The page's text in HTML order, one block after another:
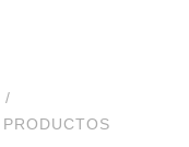
/
PRODUCTOS